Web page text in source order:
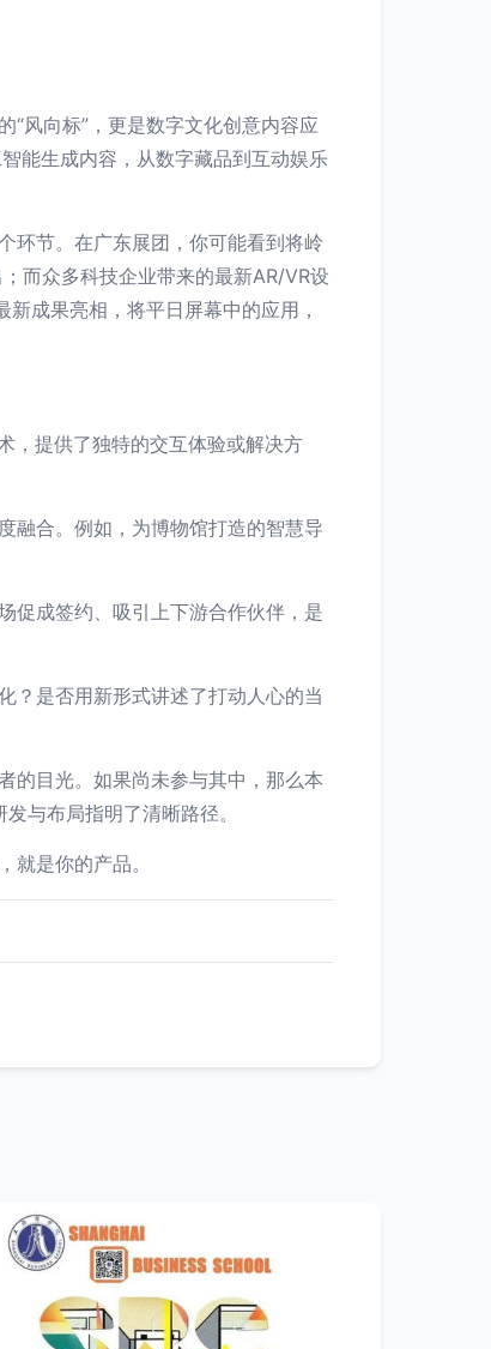
风向标”，更是数字文化创意内容应
能生成内容，从数字藏品到互动娱乐
环节。在广东展团，你可能看到将岭
而众多科技企业带来的最新AR/VR设
成果亮相，将平日屏幕中的应用，
，提供了独特的交互体验或解决方
融合。例如，为博物馆打造的智慧导
促成签约、吸引上下游合作伙伴，是
？是否用新形式讲述了打动人心的当
的目光。如果尚未参与其中，那么本
与布局指明了清晰路径。
是你的产品。